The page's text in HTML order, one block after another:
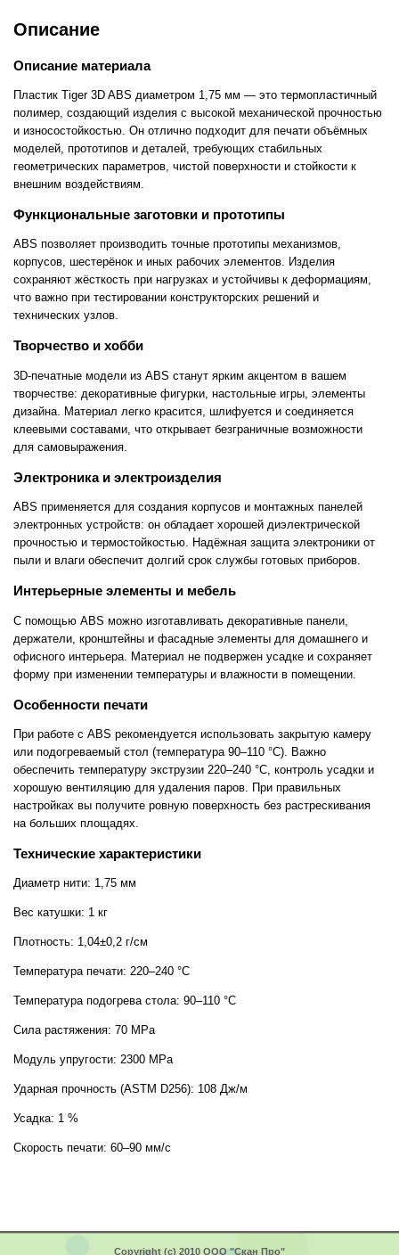
Описание
Описание материала
Пластик Tiger 3D ABS диаметром 1,75 мм — это термопластичный
полимер, создающий изделия с высокой механической прочностью
и износостойкостью. Он отлично подходит для печати объёмных
моделей, прототипов и деталей, требующих стабильных
геометрических параметров, чистой поверхности и стойкости к
внешним воздействиям.
Функциональные заготовки и прототипы
ABS позволяет производить точные прототипы механизмов,
корпусов, шестерёнок и иных рабочих элементов. Изделия
сохраняют жёсткость при нагрузках и устойчивы к деформациям,
что важно при тестировании конструкторских решений и
технических узлов.
Творчество и хобби
3D-печатные модели из ABS станут ярким акцентом в вашем
творчестве: декоративные фигурки, настольные игры, элементы
дизайна. Материал легко красится, шлифуется и соединяется
клеевыми составами, что открывает безграничные возможности
для самовыражения.
Электроника и электроизделия
ABS применяется для создания корпусов и монтажных панелей
электронных устройств: он обладает хорошей диэлектрической
прочностью и термостойкостью. Надёжная защита электроники от
пыли и влаги обеспечит долгий срок службы готовых приборов.
Интерьерные элементы и мебель
С помощью ABS можно изготавливать декоративные панели,
держатели, кронштейны и фасадные элементы для домашнего и
офисного интерьера. Материал не подвержен усадке и сохраняет
форму при изменении температуры и влажности в помещении.
Особенности печати
При работе с ABS рекомендуется использовать закрытую камеру
или подогреваемый стол (температура 90–110 °C). Важно
обеспечить температуру экструзии 220–240 °C, контроль усадки и
хорошую вентиляцию для удаления паров. При правильных
настройках вы получите ровную поверхность без растрескивания
на больших площадях.
Технические характеристики
Диаметр нити: 1,75 мм
Вес катушки: 1 кг
Плотность: 1,04±0,2 г/см
Температура печати: 220–240 °C
Температура подогрева стола: 90–110 °C
Сила растяжения: 70 MPa
Модуль упругости: 2300 MPa
Ударная прочность (ASTM D256): 108 Дж/м
Усадка: 1 %
Скорость печати: 60–90 мм/с
Copyright (c) 2010 ООО "Скан Про"